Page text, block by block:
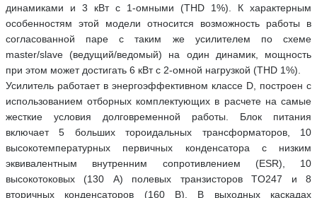
динамиками и 3 кВт с 1-омными (THD 1%). К характерным
особенностям этой модели относится возможность работы в
согласованной паре с таким же усилителем по схеме
master/slave (ведущий/ведомый) на один динамик, мощность
при этом может достигать 6 кВт с 2-омной нагрузкой (THD 1%).
Усилитель работает в энергоэффективном классе D, построен с
использованием отборных комплектующих в расчете на самые
жесткие условия долговременной работы. Блок питания
включает 5 больших тороидальных трансформаторов, 10
высокотемпературных первичных конденсатора с низким
эквивалентным внутренним сопротивлением (ESR), 10
высокотоковых (130 А) полевых транзисторов TO247 и 8
вторичных конденсаторов (160 В). В выходных каскадах